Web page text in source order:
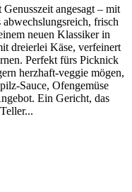
angesagt – mit
abwechslungsreich, frisch
neuen Klassiker in
dreierlei Käse, verfeinert
Perfekt fürs Picknick
herzhaft-veggie mögen,
Sauce, Ofengemüse
Ein Gericht, das